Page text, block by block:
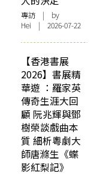
專訪 | by
Hei | 2026-07-22
【香港書展
2026】書展精
華遊 ：羅家英
傳奇生涯大回
顧 阮兆輝與鄧
樹榮談戲曲本
質 細析粵劇大
師唐滌生《蝶
影紅梨記》